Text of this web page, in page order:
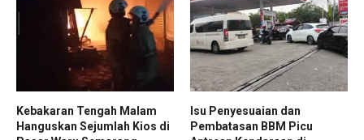
Kebakaran Tengah Malam
Hanguskan Sejumlah Kios di
Isu Penyesuaian dan
Pembatasan BBM Picu